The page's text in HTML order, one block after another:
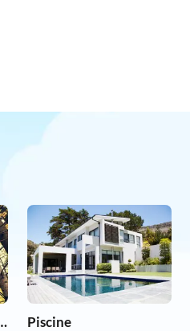
en vacances Piscine